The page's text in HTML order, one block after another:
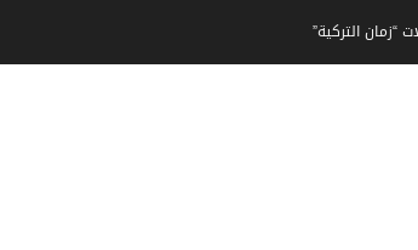
“زمان التركية”